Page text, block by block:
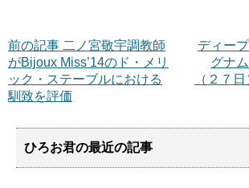
ディー
グナ
（２７
前の記事 二ノ宮敬宇調教師
がBijoux Miss’14のド・メリ
ック・ステーブルにおける
馴致を評価
ひろお君の最近の記事